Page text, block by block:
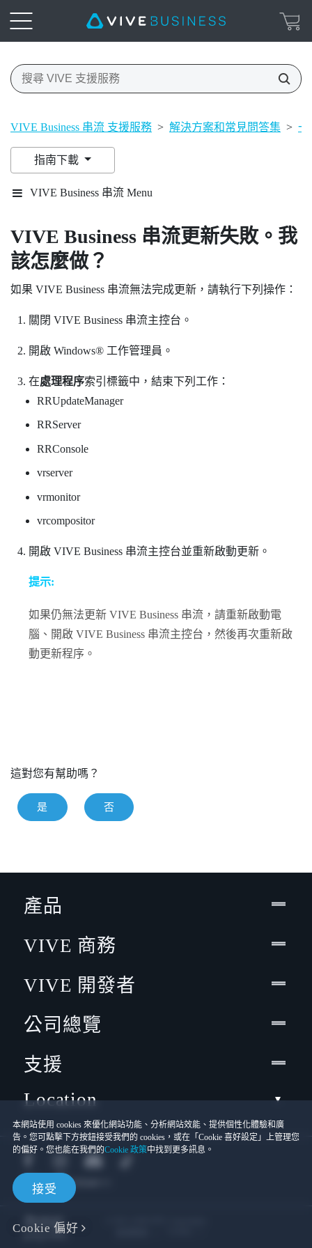
VIVE Business 串流 支援服務 > 解決方案和常見問答集 > 一
指南下載
VIVE Business 串流 Menu
VIVE Business 串流更新失敗。我
該怎麼做？
如果 VIVE Business 串流無法完成更新，請執行下列操作：
關閉 VIVE Business 串流主控台。
開啟 Windows®工作管理員。
在處理程序索引標籤中，結束下列工作：
RRUpdateManager
RRServer
RRConsole
vrserver
vrmonitor
vrcompositor
開啟 VIVE Business 串流主控台並重新啟動更新。
提示:
如果仍無法更新 VIVE Business 串流 ，請重新啟動電
腦、開啟 VIVE Business 串流主控台，然後再次重新啟
動更新程序。
這對您有幫助嗎？
是 否
本網站使用 cookies 來優化網站功能、分析網站效能、提供個性化體驗和廣
告。您可點擊下方按鈕接受我們的 cookies，或在「Cookie 喜好設定」上管理您
的偏好。您也能在我們的Cookie 政策中找到更多訊息。
接受
Cookie 偏好
產品
VIVE 商務
VIVE 開發者
公司總覽
支援
Location